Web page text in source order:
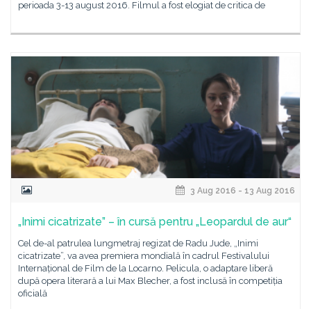
perioada 3-13 august 2016. Filmul a fost elogiat de critica de
3 Aug 2016 - 13 Aug 2016
„Inimi cicatrizate” – în cursă pentru „Leopardul de aur“
Cel de-al patrulea lungmetraj regizat de Radu Jude, „Inimi
cicatrizate”, va avea premiera mondială în cadrul Festivalului
Internațional de Film de la Locarno. Pelicula, o adaptare liberă
după opera literară a lui Max Blecher, a fost inclusă în competiția
oficială